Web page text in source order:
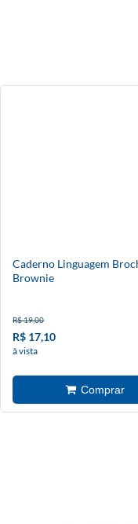
Caderno Linguagem
Brownie
R$ 19,00
R$ 17,10
à vista